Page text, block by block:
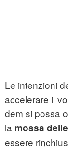
Le intenzioni
accelerare il
dem si possa
la mossa
essere